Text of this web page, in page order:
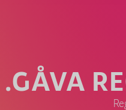
.GÅVA